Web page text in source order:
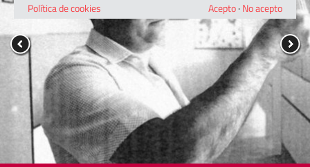
Política de cookies
Acepto· No acepto